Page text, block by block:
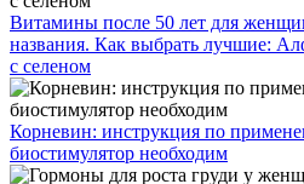
Витамины после 50 лет для
названия. Как выбрать лучшие:
с селеном
Корневин: инструкция по
биостимулятор необходим